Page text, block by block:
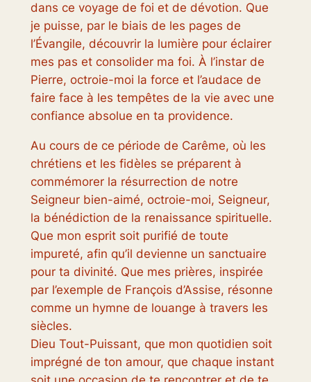
dans ce voyage de foi et de dévotion. Que
je puisse, par le biais de les pages de
l’Évangile, découvrir la lumière pour éclairer
mes pas et consolider ma foi. À l’instar de
Pierre, octroie-moi la force et l’audace de
faire face à les tempêtes de la vie avec une
confiance absolue en ta providence.
Au cours de ce période de Carême, où les
chrétiens et les fidèles se préparent à
commémorer la résurrection de notre
Seigneur bien-aimé, octroie-moi, Seigneur,
la bénédiction de la renaissance spirituelle.
Que mon esprit soit purifié de toute
impureté, afin qu’il devienne un sanctuaire
pour ta divinité. Que mes prières, inspirée
par l’exemple de François d’Assise, résonne
comme un hymne de louange à travers les
siècles.
Dieu Tout-Puissant, que mon quotidien soit
imprégné de ton amour, que chaque instant